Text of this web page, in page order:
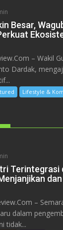
Besar,
– Wakil
Dardak,
Lifestyle &
Terintegrasi
–
dalam
tidak...